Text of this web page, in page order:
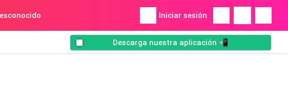
Iniciar sesión
Descarga nuestra aplicación 📲